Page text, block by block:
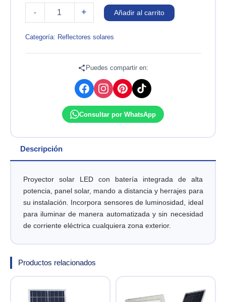
-
PANEL
+ Añadir al carrito
Categoría: Reflectores solares
Puedes compartir en:
Consultar por WhatsApp
Descripción
Proyector solar LED con batería integrada de alta
potencia, panel solar, mando a distancia y herrajes para
su instalación. Incorpora sensores de luminosidad, ideal
para iluminar de manera automatizada y sin necesidad
de corriente eléctrica cualquiera zona exterior.
Productos relacionados